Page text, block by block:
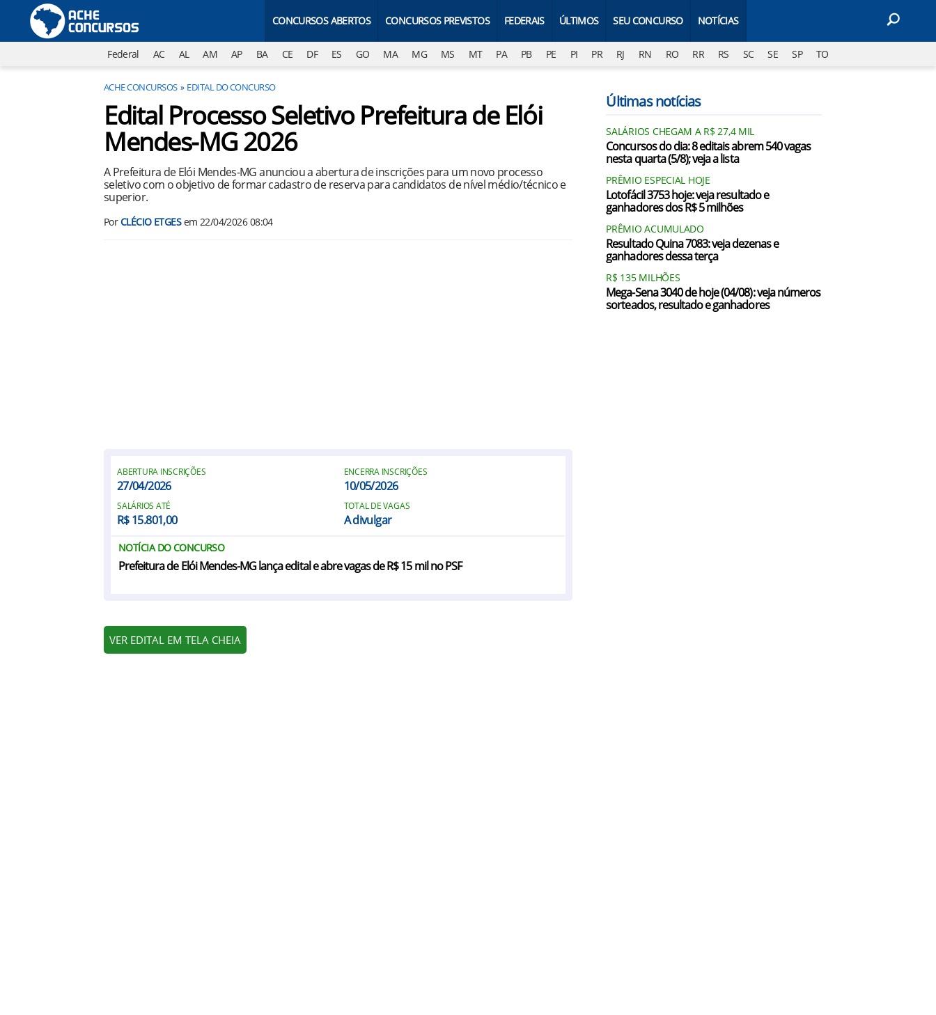
CONCURSOS ABERTOS CONCURSOS PREVISTOS FEDERAIS ÚLTIMOS SEU CONCURSO NOTÍCIAS
Federal AC AL AM AP BA CE DF ES GO MA MG MS MT PA PB PE PI PR RJ RN RO RR RS SC SE SP TO
ACHE CONCURSOS EDITAL DO CONCURSO
Edital Processo Seletivo Prefeitura de Elói
Mendes-MG 2026
A Prefeitura de Elói Mendes-MG anunciou a abertura de inscrições para um novo processo
seletivo com o objetivo de formar cadastro de reserva para candidatos de nível médio/técnico e
superior.
PorCLÉCIO ETGESem 22/04/2026 08:04
ABERTURA INSCRIÇÕES
27/04/2026
ENCERRA INSCRIÇÕES
10/05/2026
SALÁRIOS ATÉ
R$ 15.801,00
TOTAL DE VAGAS
A divulgar
NOTÍCIA DO CONCURSO
Prefeitura de Elói Mendes-MG lança edital e abre vagas de R$ 15 mil no PSF
VER EDITAL EM TELA CHEIA
Últimas notícias
SALÁRIOS CHEGAM A R$ 27,4 MIL
Concursos do dia: 8 editais abrem 540 vagas
nesta quarta (5/8); veja a lista
PRÊMIO ESPECIAL HOJE
Lotofácil 3753 hoje: veja resultado e
ganhadores dos R$ 5 milhões
PRÊMIO ACUMULADO
Resultado Quina 7083: veja dezenas e
ganhadores dessa terça
R$ 135 MILHÕES
Mega-Sena 3040 de hoje (04/08): veja números
sorteados, resultado e ganhadores